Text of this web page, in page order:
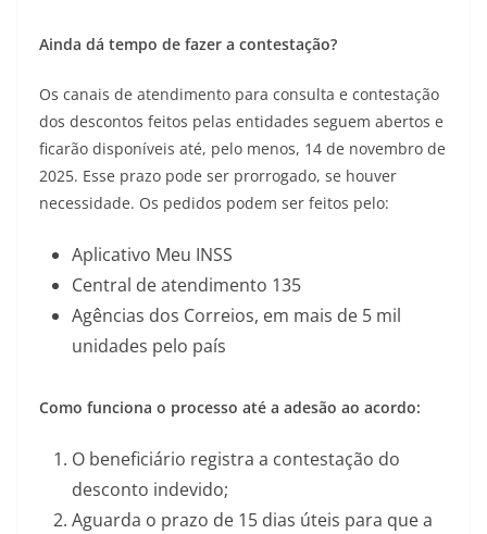
Ainda dá tempo de fazer a contestação?
Os canais de atendimento para consulta e contestação
dos descontos feitos pelas entidades seguem abertos e
ficarão disponíveis até, pelo menos, 14 de novembro de
2025. Esse prazo pode ser prorrogado, se houver
necessidade. Os pedidos podem ser feitos pelo:
Aplicativo Meu INSS
Central de atendimento 135
Agências dos Correios, em mais de 5 mil
unidades pelo país
Como funciona o processo até a adesão ao acordo:
O beneficiário registra a contestação do
desconto indevido;
Aguarda o prazo de 15 dias úteis para que a